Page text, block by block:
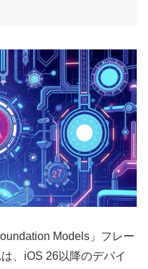
Models」フレー
、iOS 26以降のデバイ